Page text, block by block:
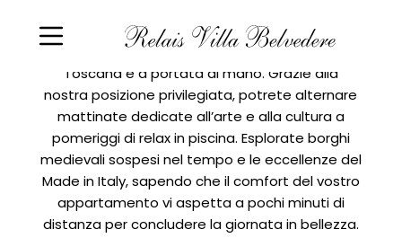
Firenze, le colline del Valdarno e le grandi firme
dello shopping internazionale: il meglio della
Toscana è a portata di mano. Grazie alla
nostra posizione privilegiata, potrete alternare
mattinate dedicate all’arte e alla cultura a
pomeriggi di relax in piscina. Esplorate borghi
medievali sospesi nel tempo e le eccellenze del
Made in Italy, sapendo che il comfort del vostro
appartamento vi aspetta a pochi minuti di
distanza per concludere la giornata in bellezza.